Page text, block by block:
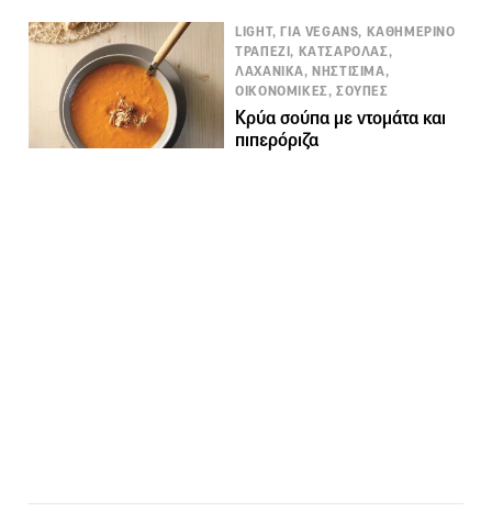
LIGHT, ΓΙΑ VEGANS, ΚΑΘΗΜΕΡΙΝΟ
ΤΡΑΠΕΖΙ, ΚΑΤΣΑΡΟΛΑΣ,
ΛΑΧΑΝΙΚΑ, ΝΗΣΤΙΣΙΜΑ,
ΟΙΚΟΝΟΜΙΚΕΣ, ΣΟΥΠΕΣ
Κρύα σούπα με ντομάτα και
πιπερόριζα